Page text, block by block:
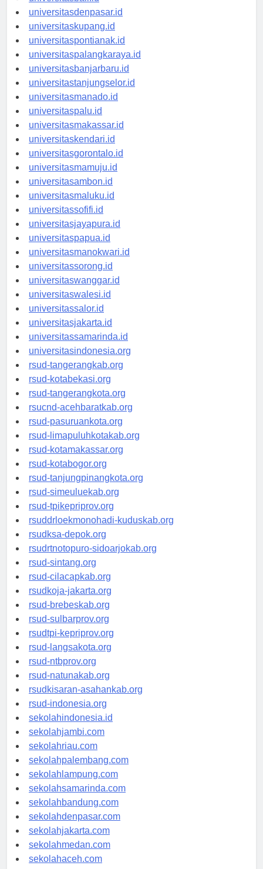
universitasbali.id
universitasdenpasar.id
universitaskupang.id
universitaspontianak.id
universitaspalangkaraya.id
universitasbanjarbaru.id
universitastanjungselor.id
universitasmanado.id
universitaspalu.id
universitasmakassar.id
universitaskendari.id
universitasgorontalo.id
universitasmamuju.id
universitasambon.id
universitasmaluku.id
universitassofifi.id
universitasjayapura.id
universitaspapua.id
universitasmanokwari.id
universitassorong.id
universitaswanggar.id
universitaswalesi.id
universitassalor.id
universitasjakarta.id
universitassamarinda.id
universitasindonesia.org
rsud-tangerangkab.org
rsud-kotabekasi.org
rsud-tangerangkota.org
rsucnd-acehbaratkab.org
rsud-pasuruankota.org
rsud-limapuluhkotakab.org
rsud-kotamakassar.org
rsud-kotabogor.org
rsud-tanjungpinangkota.org
rsud-simeuluekab.org
rsud-tpikepriprov.org
rsuddrloekmonohadi-kuduskab.org
rsudksa-depok.org
rsudrtnotopuro-sidoarjokab.org
rsud-sintang.org
rsud-cilacapkab.org
rsudkoja-jakarta.org
rsud-brebeskab.org
rsud-sulbarprov.org
rsudtpi-kepriprov.org
rsud-langsakota.org
rsud-ntbprov.org
rsud-natunakab.org
rsudkisaran-asahankab.org
rsud-indonesia.org
sekolahindonesia.id
sekolahjambi.com
sekolahriau.com
sekolahpalembang.com
sekolahlampung.com
sekolahsamarinda.com
sekolahbandung.com
sekolahdenpasar.com
sekolahjakarta.com
sekolahmedan.com